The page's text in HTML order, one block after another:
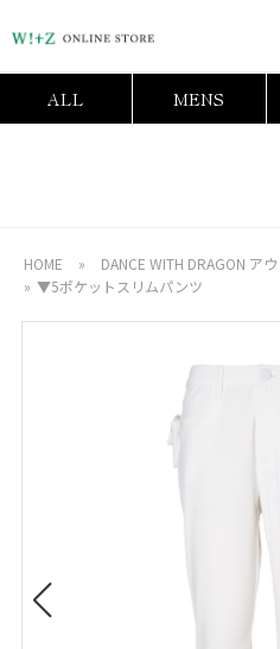
ALL MENS
HOME » DANCE WITH DRAGON ア
» ▼5ポケットスリムパンツ